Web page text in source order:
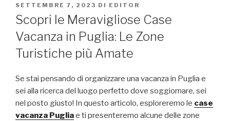
PUBBLICATO
IL
SETTEMBRE 7, 2023 DI EDITOR
Scopri le Meravigliose Case
Vacanza in Puglia: Le Zone
Turistiche più Amate
Se stai pensando di organizzare una vacanza in Puglia e
sei alla ricerca del luogo perfetto dove soggiornare, sei
nel posto giusto! In questo articolo, esploreremo le case
vacanza Pugliae ti presenteremo alcune delle zone